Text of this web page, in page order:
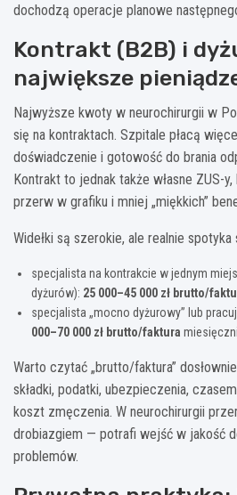
dochodzą operacje planowe
Kontrakt (B2B) i
największe
Najwyższe kwoty w neurochirurgii w
się na kontraktach. Szpitale płacą
doświadczenie i gotowość do brania
Kontrakt to jednak także własne ZUS-
przerw w grafiku i mniej „miękkich”
Widełki są szerokie, ale realnie spotyka
specjalista na kontrakcie w jednym
dyżurów): 25 000–45 000 zł brutto/
specjalista „mocno dyżurowy” lub
000–70 000 zł brutto/faktura
Warto czytać „brutto/faktura”
składki, podatki, ubezpieczenia,
koszt zmęczenia. W neurochirurgii
drobiazgiem — potrafi wejść w jakość
problemów.